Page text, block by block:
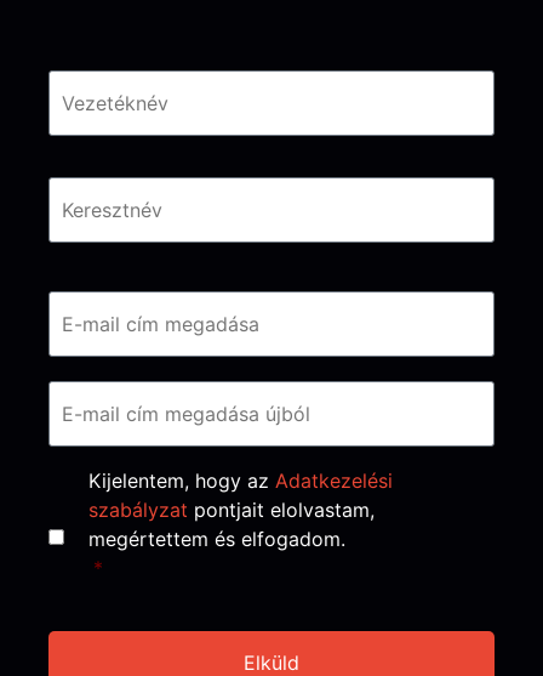
Név *
Email *
Consent *
Kijelentem, hogy az Adatkezelési
szabályzat pontjait elolvastam,
megértettem és elfogadom.
*